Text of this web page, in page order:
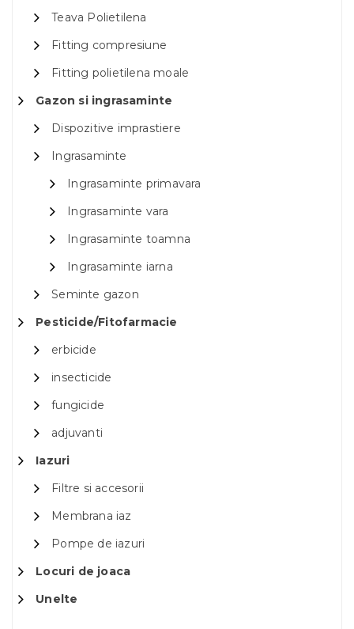
Teava Polietilena
Fitting compresiune
Fitting polietilena moale
Gazon si ingrasaminte
Dispozitive imprastiere
Ingrasaminte
Ingrasaminte primavara
Ingrasaminte vara
Ingrasaminte toamna
Ingrasaminte iarna
Seminte gazon
Pesticide/Fitofarmacie
erbicide
insecticide
fungicide
adjuvanti
Iazuri
Filtre si accesorii
Membrana iaz
Pompe de iazuri
Locuri de joaca
Unelte